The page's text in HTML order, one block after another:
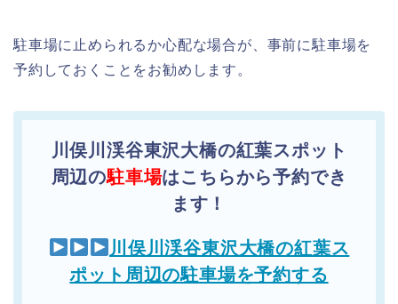
駐車場に止められるか心配な場合が、事前に駐車場を
予約しておくことをお勧めします。
川俣川渓谷東沢大橋の紅葉スポット
周辺の駐車場はこちらから予約でき
ます！
川俣川渓谷東沢大橋の紅葉ス
ポット周辺の駐車場を予約する